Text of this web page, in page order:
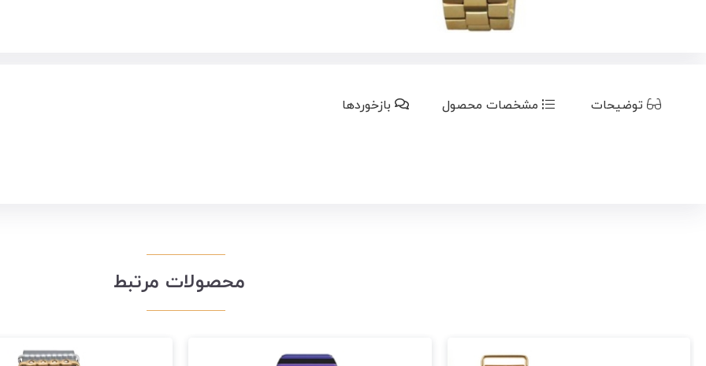
توضیحات مشخصات محصول بازخوردها
محصولات مرتبط